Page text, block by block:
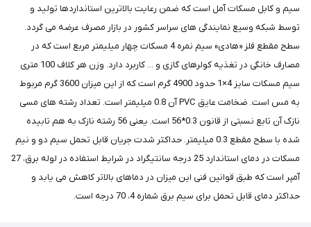
سیم و کابل مسکات آمل است که ضمن رعایت بالاترین استانداردها تولید و
توسط شبکه وسیع نمایندگی های سراسر کشور در بازار مصرف عرضه می گردد.
سطح مقطع فلز «هادی» سیم نمره 4 مسکات چهار میلیمتر مربع است که در
مصارف خانگی در تغذیه کولرهای گازی و ... کاربرد دارد. وزن هر کلاف 100 متری
سیم مسکات سایز 4×1 حدود 4900 گرم است که از این میزان 3600 گرم مربوط
به مس است. ضخامت عایق PVC آن 0.8 میلیمتر است. تعداد رشته های مسی
نازک آن تابع نسبتی از قانون 0.3*56 است. یعنی 56 رشته نازک به هم تابیده
شده با سطح مقطع 0.3 میلیمتر. حداکثر شدت جریان قابل تحمل سیم دو و نیم
مسکات در دمای استاندارد 25 درجه سانتیگراد در شرایط استفاده در لوله برق، 27
آمپر است که طبق قوانین فنی این میزان در دماهای بالاتر کاهش می یابد و
حداکثر دمای قابل تحمل برای سیم برق شماره 4، 70 درجه است.